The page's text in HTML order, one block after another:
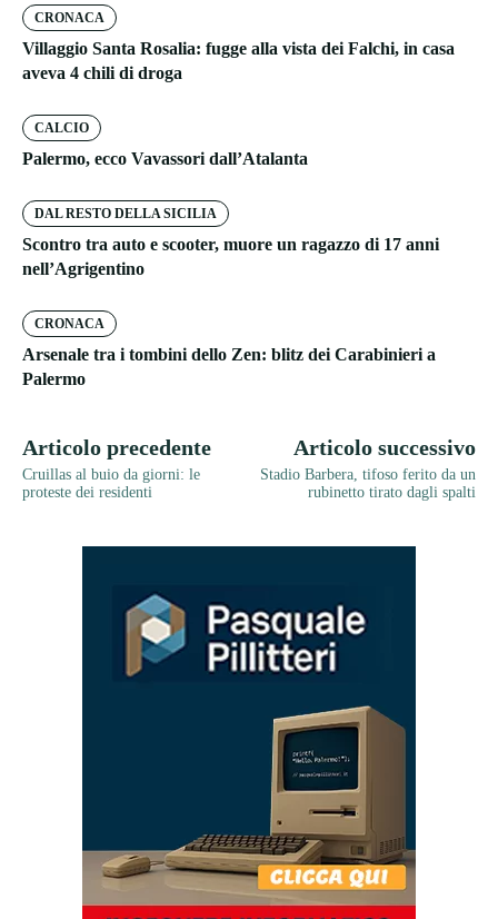
CRONACA
Villaggio Santa Rosalia: fugge alla vista dei Falchi, in casa
aveva 4 chili di droga
CALCIO
Palermo, ecco Vavassori dall’Atalanta
DAL RESTO DELLA SICILIA
Scontro tra auto e scooter, muore un ragazzo di 17 anni
nell’Agrigentino
CRONACA
Arsenale tra i tombini dello Zen: blitz dei Carabinieri a
Palermo
Articolo precedente
Cruillas al buio da giorni: le
proteste dei residenti
Articolo successivo
Stadio Barbera, tifoso ferito da un
rubinetto tirato dagli spalti